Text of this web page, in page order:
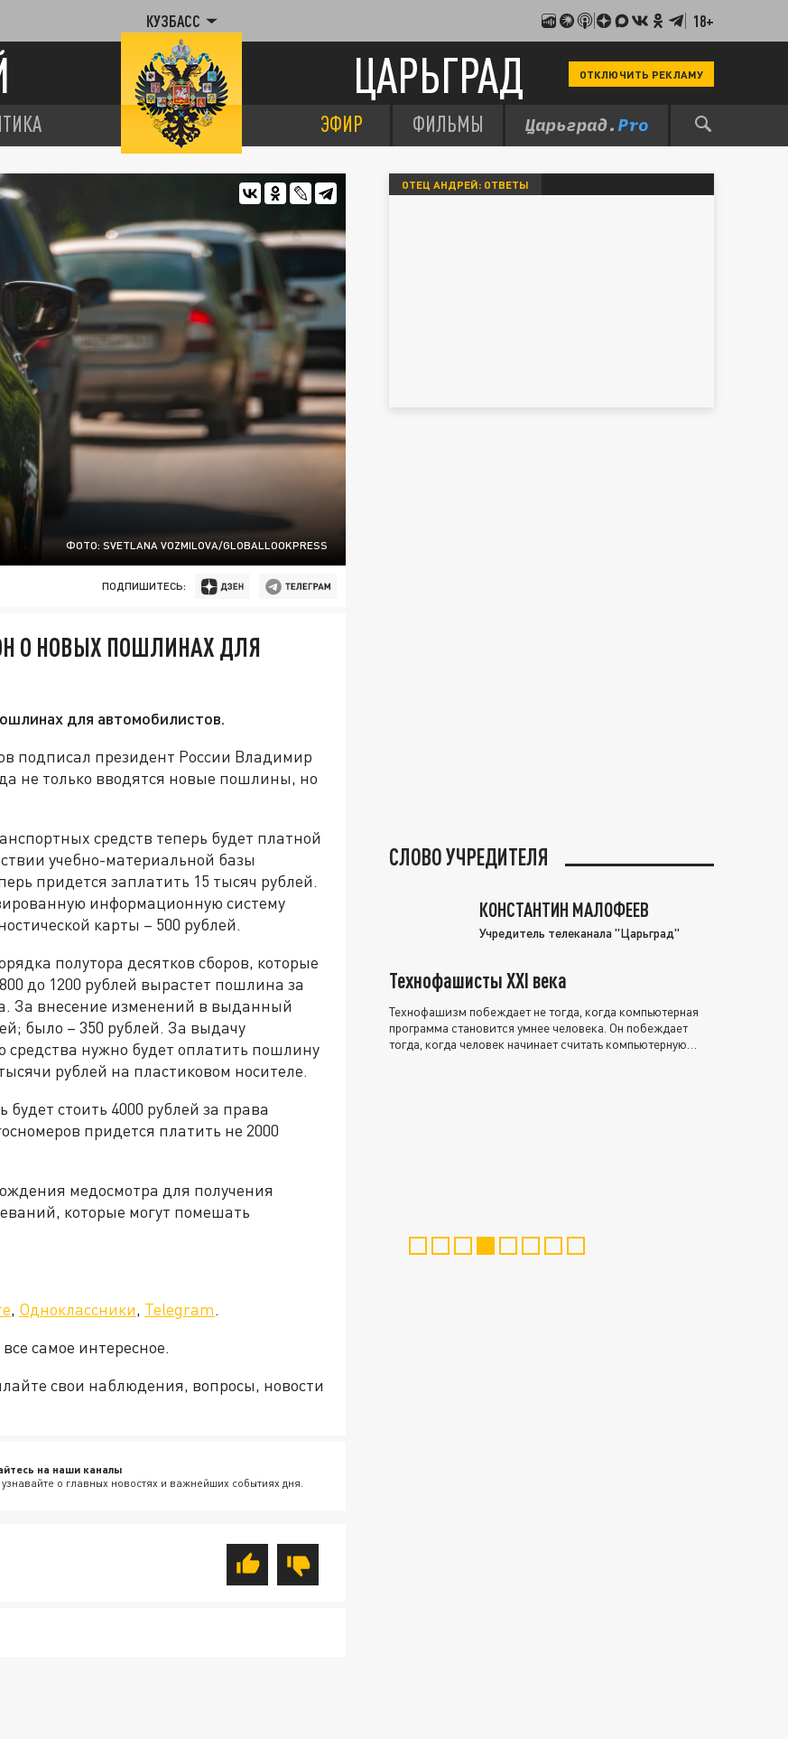
КУЗБАСС 18+
ЦАРЬГРАД ОТКЛЮЧИТЬ РЕКЛАМУ
ЭФИР ФИЛЬМЫ
ФОТО: SVETLANA VOZMILOVA/GLOBALLOOKPRESS
ПОДПИШИТЕСЬ:
О НОВЫХ ПОШЛИНАХ ДЛЯ
для автомобилистов.
подписал президент России Владимир
не только вводятся новые пошлины, но
средств теперь будет платной
учебно-материальной базы
придется заплатить 15 тысяч рублей.
информационную систему
карты – 500 рублей.
полутора десятков сборов, которые
до 1200 рублей вырастет пошлина за
За внесение изменений в выданный
было – 350 рублей. За выдачу
средства нужно будет оплатить пошлину
рублей на пластиковом носителе.
стоить 4000 рублей за права
придется платить не 2000
медосмотра для получения
которые могут помешать
, Одноклассники, Telegram.
самое интересное.
свои наблюдения, вопросы, новости
на наши каналы
о главных новостях и важнейших событиях дня.
ОТЕЦ АНДРЕЙ: ОТВЕТЫ
СЛОВО УЧРЕДИТЕЛЯ
КОНСТАНТИН МАЛОФЕЕВ
Учредитель телеканала "Царьград"
Технофашисты XXI века
Технофашизм побеждает не тогда, когда компьютерная
программа становится умнее человека. Он побеждает
тогда, когда человек начинает считать компьютерную